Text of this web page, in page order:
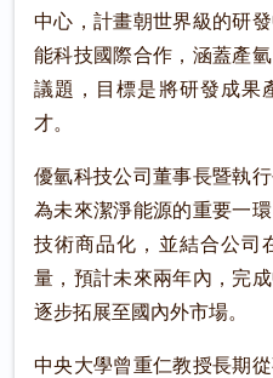
中心，計畫朝世界級的研
能科技國際合作，涵蓋產
議題，目標是將研發成果
才。
優氫科技公司董事長暨執
為未來潔淨能源的重要一
技術商品化，並結合公司
量，預計未來兩年內，完
逐步拓展至國內外市場。
中央大學曾重仁教授長期